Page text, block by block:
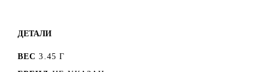
ДЕТАЛИ
ВЕС 3.45 Г